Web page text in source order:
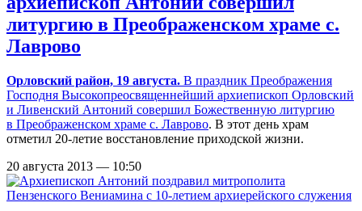
литургию в Преображенском храме с.
Лаврово
Орловский район, 19 августа. В праздник Преображения
Господня Высокопреосвященнейший архиепископ Орловский
и Ливенский Антоний совершил Божественную литургию
в Преображенском храме с. Лаврово. В этот день храм
отметил 20-летие восстановление приходской жизни.
20 августа 2013 — 10:50